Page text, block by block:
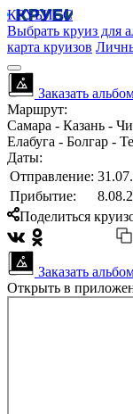
КРУБИСС
Выбрать круиз для
карта круизов
Заказать
Маршрут:
Самара - Казань -
Елабуга - Болгар -
Даты:
Отправление:
Прибытие:
Поделиться
Заказать
Открыть в